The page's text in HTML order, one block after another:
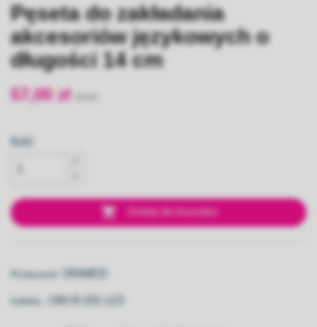
Pęseta do zakładania
akcesoriów językowych o
długości 14 cm
57,00 zł
Ilość
 Dodaj do koszyka
Producent: ORIMED
Indeks::